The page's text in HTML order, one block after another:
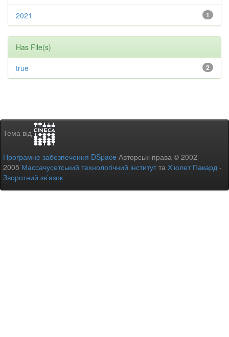
1
2021
Has File(s)
2
true
Тема від
Програмне забезпечення DSpace Авторські права © 2002-
2005 Массачусетський технологічний інститутта Х’юлет Пакард -
Зворотний зв’язок